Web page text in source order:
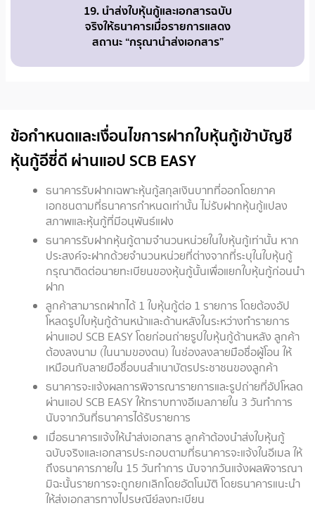
19. นำส่งใบหุ้นกู้และเอกสารฉบับ
จริงให้ธนาคารเมื่อรายการแสดง
สถานะ “กรุณานำส่งเอกสาร”
ข้อกำหนดและเงื่อนไขการฝากใบหุ้นกู้เข้าบัญชี
หุ้นกู้อีซี่ดี ผ่านแอป SCB EASY
ธนาคารรับฝากเฉพาะหุ้นกู้สกุลเงินบาทที่ออกโดยภาค
เอกชนตามที่ธนาคารกำหนดเท่านั้น ไม่รับฝากหุ้นกู้แปลง
สภาพและหุ้นกู้ที่มีอนุพันธ์แฝง
ธนาคารรับฝากหุ้นกู้ตามจำนวนหน่วยในใบหุ้นกู้เท่านั้น หาก
ประสงค์จะฝากด้วยจำนวนหน่วยที่ต่างจากที่ระบุในใบหุ้นกู้
กรุณาติดต่อนายทะเบียนของหุ้นกู้นั้นเพื่อแยกใบหุ้นกู้ก่อนนำ
ฝาก
ลูกค้าสามารถฝากได้ 1 ใบหุ้นกู้ต่อ 1 รายการ โดยต้องอัป
โหลดรูปใบหุ้นกู้ด้านหน้าและด้านหลังในระหว่างทำรายการ
ผ่านแอป SCB EASY โดยก่อนถ่ายรูปใบหุ้นกู้ด้านหลัง ลูกค้า
ต้องลงนาม (ในนามของตน) ในช่องลงลายมือชื่อผู้โอน ให้
เหมือนกับลายมือชื่อบนสำเนาบัตรประชาชนของลูกค้า
ธนาคารจะแจ้งผลการพิจารณารายการและรูปถ่ายที่อัปโหลด
ผ่านแอป SCB EASY ให้ทราบทางอีเมลภายใน 3 วันทำการ
นับจากวันที่ธนาคารได้รับรายการ
เมื่อธนาคารแจ้งให้นำส่งเอกสาร ลูกค้าต้องนำส่งใบหุ้นกู้
ฉบับจริงและเอกสารประกอบตามที่ธนาคารจะแจ้งในอีเมล ให้
ถึงธนาคารภายใน 15 วันทำการ นับจากวันแจ้งผลพิจารณา
มิฉะนั้นรายการจะถูกยกเลิกโดยอัตโนมัติ โดยธนาคารแนะนำ
ให้ส่งเอกสารทางไปรษณีย์ลงทะเบียน